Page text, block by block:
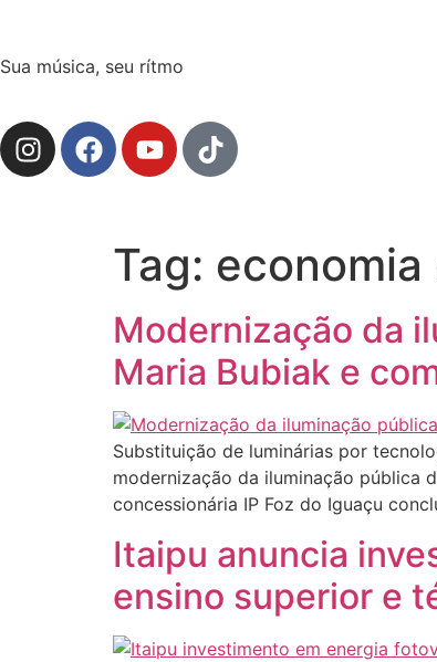
Sua música, seu rítmo
Tag: economia
Modernização da
Maria Bubiak e
Substituição de luminárias por
modernização da iluminação pública
concessionária IP Foz do Iguaçu
Itaipu anuncia
ensino superior e